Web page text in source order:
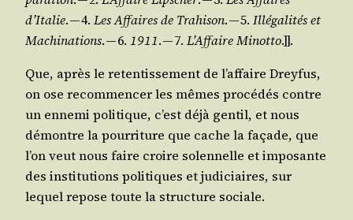
d’Italie. — 4. Les Affaires de Tra­hi­son. — 5. Illé­ga­li­tés et
Machi­na­tions. — 6. 1911. — 7. L’Affaire Minot­to.]].
Que, après le reten­tis­se­ment de l’affaire Drey­fus,
on ose recom­men­cer les mêmes pro­cé­dés contre
un enne­mi poli­tique, c’est déjà gen­til, et nous
démontre la pour­ri­ture que cache la façade, que
l’on veut nous faire croire solen­nelle et impo­sante
des ins­ti­tu­tions poli­tiques et judi­ciaires, sur
lequel repose toute la struc­ture sociale.